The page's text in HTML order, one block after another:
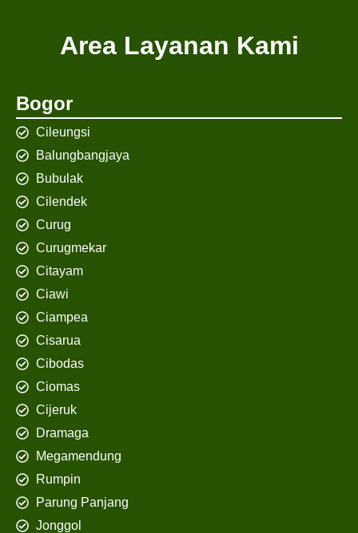
Area Layanan Kami
Bogor
Cileungsi
Balungbangjaya
Bubulak
Cilendek
Curug
Curugmekar
Citayam
Ciawi
Ciampea
Cisarua
Cibodas
Ciomas
Cijeruk
Dramaga
Megamendung
Rumpin
Parung Panjang
Jonggol